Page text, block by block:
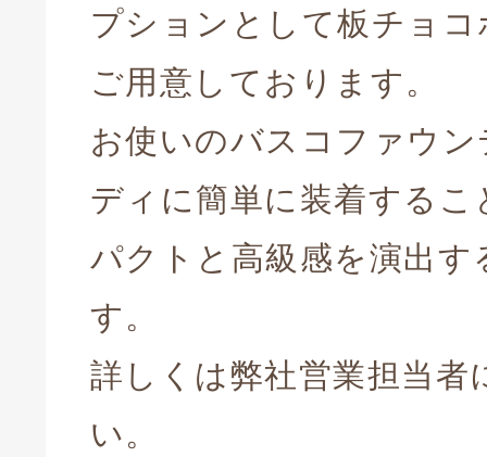
プションとして板チョ
ご用意しております。
お使いのバスコファウ
ディに簡単に装着する
パクトと高級感を演出
す。
詳しくは弊社営業担当者
い。